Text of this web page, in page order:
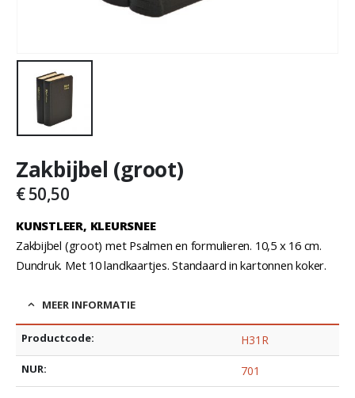
Zakbijbel (groot)
€50,50
KUNSTLEER, KLEURSNEE
Zakbijbel (groot) met Psalmen en formulieren. 10,5 x 16 cm.
Dundruk. Met 10 landkaartjes. Standaard in kartonnen koker.
MEER INFORMATIE
Productcode: H31R
NUR: 701